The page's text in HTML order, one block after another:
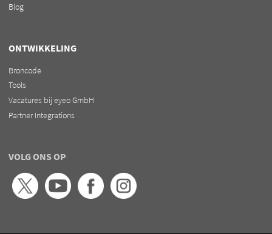
Blog
ONTWIKKELING
Broncode
Tools
Vacatures bij eyeo GmbH
Partner Integrations
VOLG ONS OP